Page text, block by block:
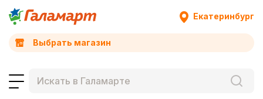
Екатеринбург
Выбрать магазин